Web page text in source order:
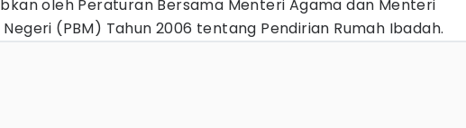
oleh Peraturan Bersama Menteri Agama dan Menteri
(PBM) Tahun 2006 tentang Pendirian Rumah Ibadah.